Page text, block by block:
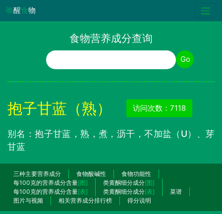
唤醒食物
食物营养成分查询
食物名称 Go
抱子甘蓝（熟） 访问次数：7118
别名：抱子甘蓝，熟，煮，沥干，不加盐（U）、芽
甘蓝
三种主要营养成分 食物酸碱性
食物功能性
每100克的营养成分含量[图] 类黄酮细分成分[图]
每100克的营养成分含量[表] 类黄酮细分成分[表]
菜谱
图片与视频
相关营养成分排行榜 得分说明